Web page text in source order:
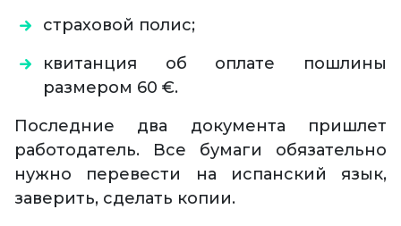
страховой полис;
квитанция об оплате пошлины
размером 60 €.
Последние два документа пришлет
работодатель. Все бумаги обязательно
нужно перевести на испанский язык,
заверить, сделать копии.